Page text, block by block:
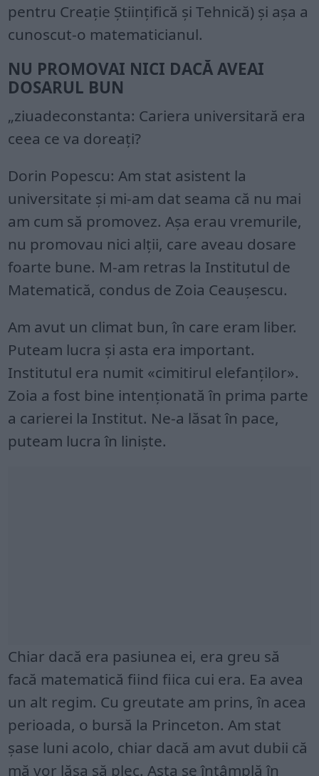
pentru Creație Științifică și Tehnică) și aşa a
cunoscut-o matematicianul.
NU PROMOVAI NICI DACĂ AVEAI
DOSARUL BUN
„ziuadeconstanta: Cariera universitară era
ceea ce va doreați?
Dorin Popescu: Am stat asistent la
universitate și mi-am dat seama că nu mai
am cum să promovez. Așa erau vremurile,
nu promovau nici alții, care aveau dosare
foarte bune. M-am retras la Institutul de
Matematică, condus de Zoia Ceaușescu.
Am avut un climat bun, în care eram liber.
Puteam lucra și asta era important.
Institutul era numit «cimitirul elefanților».
Zoia a fost bine intenționată în prima parte
a carierei la Institut. Ne-a lăsat în pace,
puteam lucra în liniște.
Chiar dacă era pasiunea ei, era greu să
facă matematică fiind fiica cui era. Ea avea
un alt regim. Cu greutate am prins, în acea
perioada, o bursă la Princeton. Am stat
șase luni acolo, chiar dacă am avut dubii că
mă vor lăsa să plec. Asta se întâmplă în